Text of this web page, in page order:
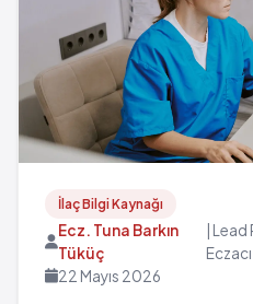
İlaç Bilgi Kaynağı
Ecz. Tuna Barkın
Tüküç
|
Eczacı
22 Mayıs 2026